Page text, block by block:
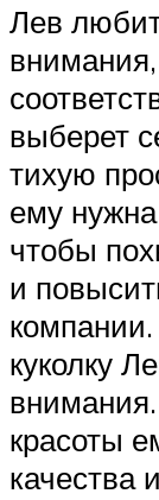
Лев
выберет
тихую
ему
чтобы
и
куколку
красоты
качества